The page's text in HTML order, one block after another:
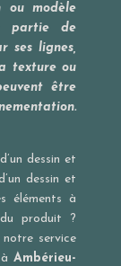
ou modèle
partie de
ses lignes,
texture ou
être
dessin et
dessin et
éléments à
produit ?
notre service
àAmbérieu-